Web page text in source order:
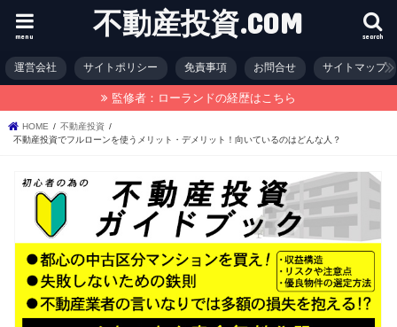
不動産投資.COM search
menu
運営会社 サイトポリシー 免責事項 お問合せ サイトマップ
監修者：ローランドの経歴はこちら
HOME
不動産投資
不動産投資でフルローンを使うメリット・デメリット！向いているのはどんな人？